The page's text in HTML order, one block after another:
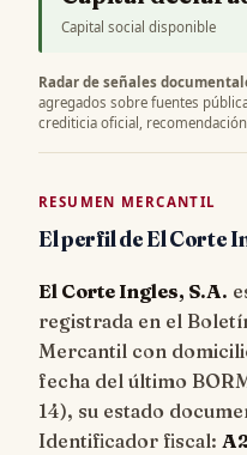
Capital social disponible
Radar de señales
agregados sobre fuentes
crediticia oficial,
RESUMEN MERCANTIL
El perfil de El Corte
El Corte Ingles, S.A.
registrada en el
Mercantil con
fecha del último
14), su estado
Identificador fiscal: